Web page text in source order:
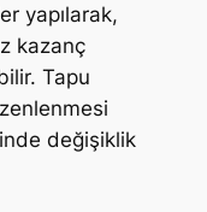
yapılarak,
kazanç
Tapu
değişiklik